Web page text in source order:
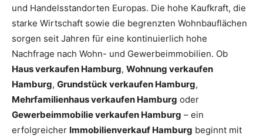
und Handelsstandorten Europas. Die hohe Kaufkraft, die
starke Wirtschaft sowie die begrenzten Wohnbauflächen
sorgen seit Jahren für eine kontinuierlich hohe
Nachfrage nach Wohn- und Gewerbeimmobilien. Ob
Haus verkaufen Hamburg, Wohnung verkaufen
Hamburg, Grundstück verkaufen Hamburg,
Mehrfamilienhaus verkaufen Hamburg oder
Gewerbeimmobilie verkaufen Hamburg – ein
erfolgreicher Immobilienverkauf Hamburg beginnt mit